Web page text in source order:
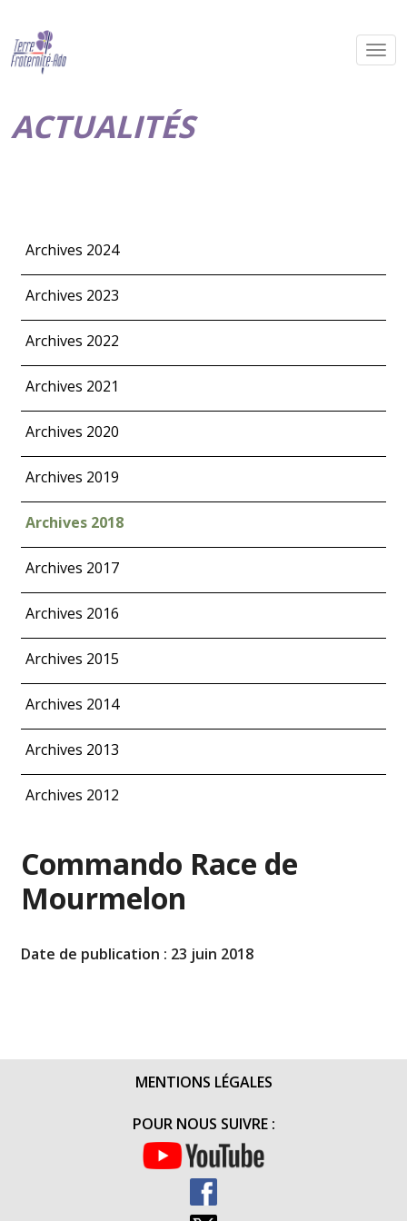
ACTUALITÉS
Archives 2024
Archives 2023
Archives 2022
Archives 2021
Archives 2020
Archives 2019
Archives 2018
Archives 2017
Archives 2016
Archives 2015
Archives 2014
Archives 2013
Archives 2012
Commando Race de
Mourmelon
Date de publication : 23 juin 2018
MENTIONS LÉGALES
POUR NOUS SUIVRE :